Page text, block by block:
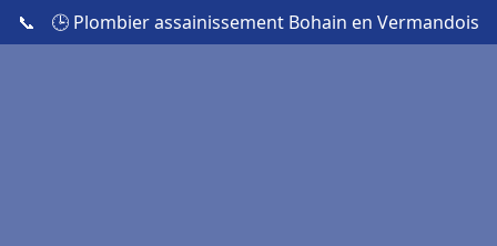
📞 🕒 Plombier assainissement Bohain en Vermandois